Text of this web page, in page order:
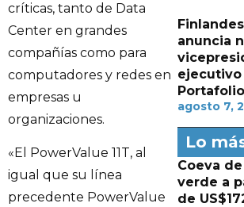
críticas, tanto de Data
Center en grandes
compañías como para
computadores y redes en
empresas u
organizaciones.
«El PowerValue 11T, al
igual que su línea
precedente PowerValue
anuncia
ejecutivo
agosto 7,
Lo
Coeva
verde a
de